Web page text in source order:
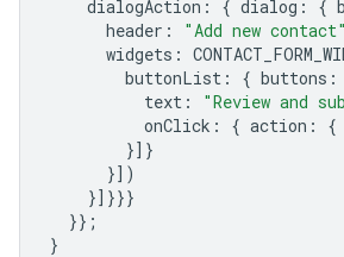
dialogAction : { dialog : {
header : "Add new contact"
widgets :
buttonList : { buttons :
text : "Review and
onClick : { action : {
}]}
}])
}]}}}
}};
}